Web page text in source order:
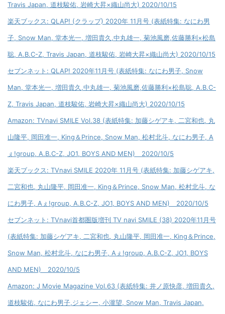
Travis Japan, 道枝駿佑, 岩崎大昇×織山尚大) 2020/10/15
楽天ブックス: QLAP! (クラップ) 2020年 11月号 (表紙特集: なにわ男
子, Snow Man, 堂本光一, 増田貴久,中丸雄一, 菊池風磨,佐藤勝利×松島
聡, A.B.C-Z, Travis Japan, 道枝駿佑, 岩崎大昇×織山尚大) 2020/10/15
セブンネット: QLAP! 2020年11月号 (表紙特集: なにわ男子, Snow
Man, 堂本光一, 増田貴久,中丸雄一, 菊池風磨,佐藤勝利×松島聡, A.B.C-
Z, Travis Japan, 道枝駿佑, 岩崎大昇×織山尚大) 2020/10/15
Amazon: TVnavi SMILE Vol.38 (表紙特集: 加藤シゲアキ, 二宮和也, 丸
山隆平, 岡田准一, King＆Prince, Snow Man, 松村北斗, なにわ男子, A
ぇ!group, A.B.C-Z, JO1, BOYS AND MEN) 2020/10/5
楽天ブックス: TVnavi SMILE 2020年 11月号 (表紙特集: 加藤シゲアキ,
二宮和也, 丸山隆平, 岡田准一, King＆Prince, Snow Man, 松村北斗, な
にわ男子, Aぇ!group, A.B.C-Z, JO1, BOYS AND MEN) 2020/10/5
セブンネット: TVnavi首都圏版増刊 TV navi SMILE (38) 2020年11月号
(表紙特集: 加藤シゲアキ, 二宮和也, 丸山隆平, 岡田准一, King＆Prince,
Snow Man, 松村北斗, なにわ男子, Aぇ!group, A.B.C-Z, JO1, BOYS
AND MEN) 2020/10/5
Amazon: J Movie Magazine Vol.63 (表紙特集: 井ノ原快彦, 増田貴久,
道枝駿佑, なにわ男子,ジェシー, 小瀧望, Snow Man, Travis Japan,